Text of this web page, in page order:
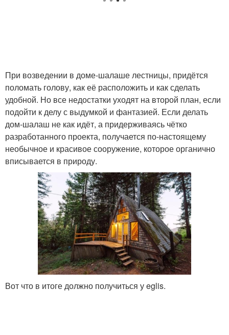
При возведении в доме-шалаше лестницы, придётся
поломать голову, как её расположить и как сделать
удобной. Но все недостатки уходят на второй план, если
подойти к делу с выдумкой и фантазией. Если делать
дом-шалаш не как идёт, а придерживаясь чётко
разработанного проекта, получается по-настоящему
необычное и красивое сооружение, которое органично
вписывается в природу.
Вот что в итоге должно получиться у eglis.